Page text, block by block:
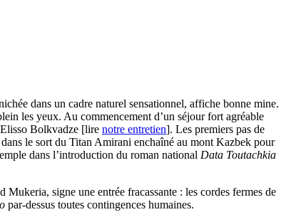
dans un cadre naturel sensationnel, affiche bonne mine.
les yeux. Au commencement d’un séjour fort agréable
Elisso Bolkvadze [lire notre entretien]. Les premiers pas de
le sort du Titan Amirani enchaîné au mont Kazbek pour
dans l’introduction du roman national Data Toutachkia
signe une entrée fracassante : les cordes fermes de
par-dessus toutes contingences humaines.